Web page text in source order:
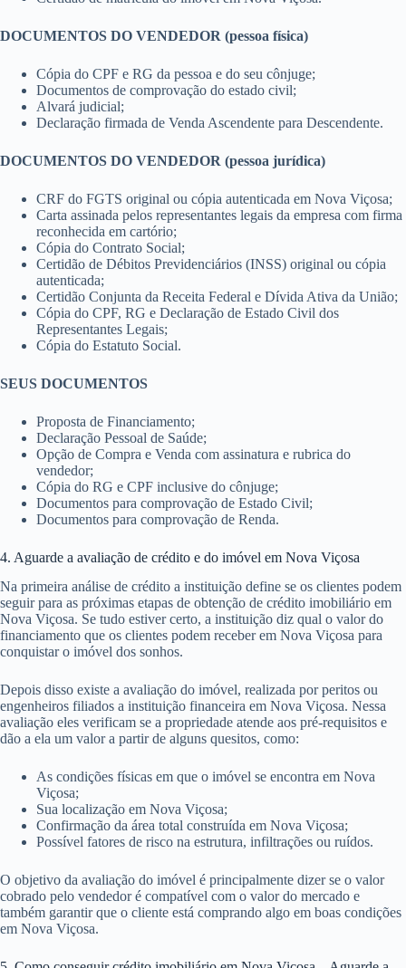
DOCUMENTOS DO VENDEDOR (pessoa física)
Cópia do CPF e RG da pessoa e do seu cônjuge;
Documentos de comprovação do estado civil;
Alvará judicial;
Declaração firmada de Venda Ascendente para Descendente.
DOCUMENTOS DO VENDEDOR (pessoa jurídica)
CRF do FGTS original ou cópia autenticada em Nova Viçosa;
Carta assinada pelos representantes legais da empresa com firma
reconhecida em cartório;
Cópia do Contrato Social;
Certidão de Débitos Previdenciários (INSS) original ou cópia
autenticada;
Certidão Conjunta da Receita Federal e Dívida Ativa da União;
Cópia do CPF, RG e Declaração de Estado Civil dos
Representantes Legais;
Cópia do Estatuto Social.
SEUS DOCUMENTOS
Proposta de Financiamento;
Declaração Pessoal de Saúde;
Opção de Compra e Venda com assinatura e rubrica do
vendedor;
Cópia do RG e CPF inclusive do cônjuge;
Documentos para comprovação de Estado Civil;
Documentos para comprovação de Renda.
4. Aguarde a avaliação de crédito e do imóvel em Nova Viçosa
Na primeira análise de crédito a instituição define se os clientes podem
seguir para as próximas etapas de obtenção de crédito imobiliário em
Nova Viçosa. Se tudo estiver certo, a instituição diz qual o valor do
financiamento que os clientes podem receber em Nova Viçosa para
conquistar o imóvel dos sonhos.
Depois disso existe a avaliação do imóvel, realizada por peritos ou
engenheiros filiados a instituição financeira em Nova Viçosa. Nessa
avaliação eles verificam se a propriedade atende aos pré-requisitos e
dão a ela um valor a partir de alguns quesitos, como:
As condições físicas em que o imóvel se encontra em Nova
Viçosa;
Sua localização em Nova Viçosa;
Confirmação da área total construída em Nova Viçosa;
Possível fatores de risco na estrutura, infiltrações ou ruídos.
O objetivo da avaliação do imóvel é principalmente dizer se o valor
cobrado pelo vendedor é compatível com o valor do mercado e
também garantir que o cliente está comprando algo em boas condições
em Nova Viçosa.